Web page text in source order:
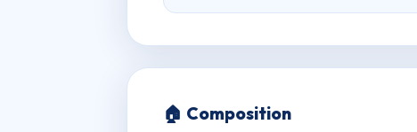
🏠 Composition